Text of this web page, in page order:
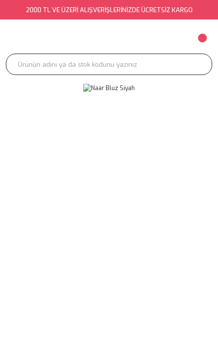
2000 TL VE ÜZERİ ALIŞVERİŞLERİNİZDE ÜCRETSİZ KARGO